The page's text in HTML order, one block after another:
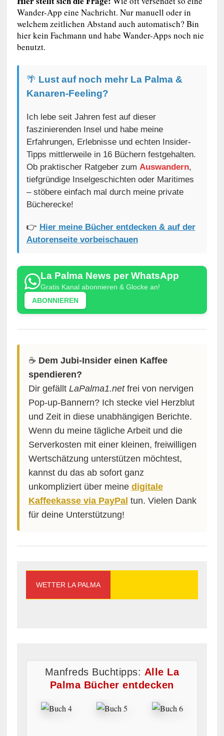
Wander-App eine Nachricht. Nur manuell oder in
welchem zeitlichen Abstand auch automatisch? Bin
hier kein Fachmann und habe Wander-Apps noch nie
benutzt.
🌴 Lust auf noch mehr La Palma &
Kanaren-Feeling?
Ich lebe seit Jahren fest auf dieser
faszinierenden Insel und habe meine
Erfahrungen, Erlebnisse und echten Insider-
Tipps mittlerweile in 16 Büchern festgehalten.
Ob praktischer Ratgeber zum Auswandern,
tiefgründige Inselgeschichten oder Maritimes
– stöbere einfach mal durch meine private
Bücherecke!
👉 Hier meine Bücher entdecken & auf der
Autorenseite vorbeischauen
La Palma News per WhatsApp
Gratis Kanal abonnieren & Glocke an!
ABONNIEREN
☕️ Dem Jubi-Insider einen Kaffee
spendieren?
Dir gefällt LaPalma1.netfrei von nervigen
Pop-up-Bannern? Ich stecke viel Herzblut
und Zeit in diese unabhängigen Berichte.
Wenn du meine tägliche Arbeit und die
Serverkosten mit einer kleinen, freiwilligen
Wertschätzung unterstützen möchtest,
kannst du das ab sofort ganz
unkompliziert über meine digitale
Kaffeekasse via PayPal tun. Vielen Dank
für deine Unterstützung!
WETTER LA PALMA
Manfreds Buchtipps: Alle La
Palma Bücher entdecken